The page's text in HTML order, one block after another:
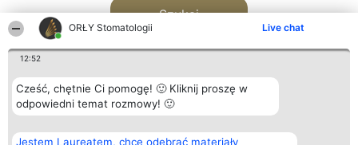
ORŁY Stomatologii Live chat
12:52
Cześć, chętnie Ci pomogę! 🙂 Kliknij proszę w
odpowiedni temat rozmowy! 🙂
Jestem Laureatem, chcę odebrać materiały
Szukaj
Organizator plebiscytu
Bright Side Solutions sp. z o.
Plebiscyt
Laureaci
Kontakt
Kontakt